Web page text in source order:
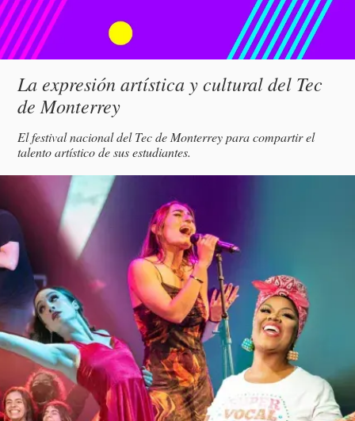
Subtítulo
La expresión artística y cultural del Tec
de Monterrey
Descripción
El festival nacional del Tec de Monterrey para compartir el
talento artístico de sus estudiantes.